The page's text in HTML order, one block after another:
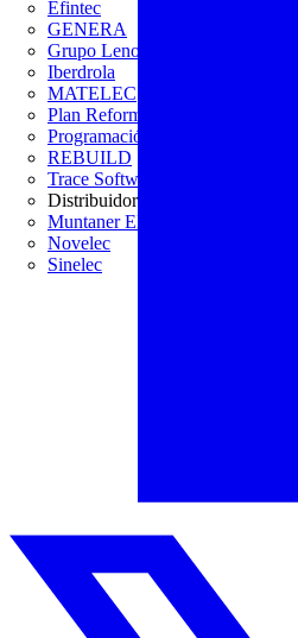
Efintec
GENERA
Grupo Lenor
Iberdrola
MATELEC
Plan Reforma
Programación Integral
REBUILD
Trace Software
Distribuidor
Muntaner Electro
Novelec
Sinelec